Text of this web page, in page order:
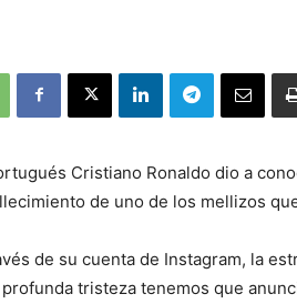
Cristiano Ronaldo dio a
de uno de los mellizos
de su cuenta de Instagram, la
profunda tristeza tenemos que